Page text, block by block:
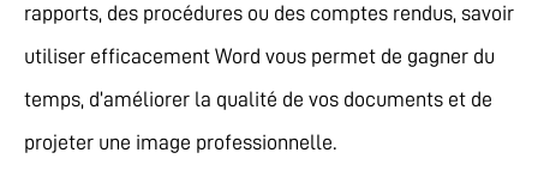
rapports, des procédures ou des comptes rendus, savoir
utiliser efficacement Word vous permet de gagner du
temps, d’améliorer la qualité de vos documents et de
projeter une image professionnelle.